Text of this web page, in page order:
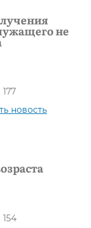
не
177
новость
154